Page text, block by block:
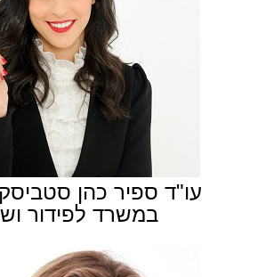
עו"ד ספיר כהן
במשרד לפידור